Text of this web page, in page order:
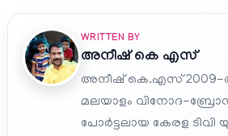
WRITTEN BY
അനീഷ്‌ കെ എസ്
അനീഷ് കെ.എസ് 2009-
മലയാളം വിനോദ-
പോർട്ടലായ കേരള